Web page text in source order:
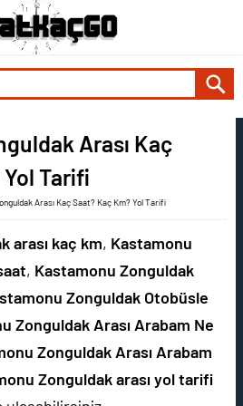
Arası Kaç
Tarifi
Arası Kaç Saat? Kaç Km? Yol Tarifi
arası kaç km, Kastamonu
, Kastamonu Zonguldak
Zonguldak Otobüsle
Zonguldak Arası Arabam Ne
Zonguldak Arası Arabam
Zonguldak arası yol tarifi